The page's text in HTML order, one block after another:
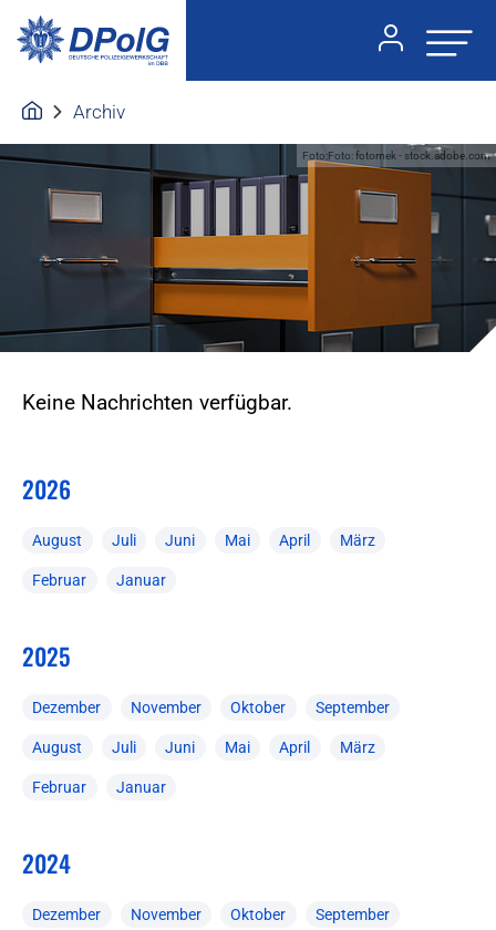
Archiv
Foto:Foto: fotomek - stock.adobe.com
Keine Nachrichten verfügbar.
2026
August Juli Juni Mai April März
Februar Januar
2025
Dezember November Oktober September
August Juli Juni Mai April März
Februar Januar
2024
Dezember November Oktober September